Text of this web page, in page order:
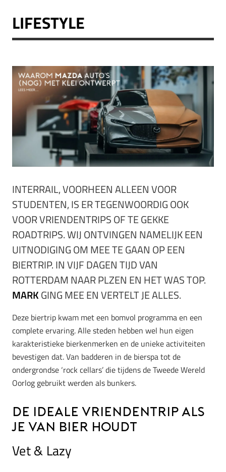
LIFESTYLE
INTERRAIL, VOORHEEN ALLEEN VOOR
STUDENTEN, IS ER TEGENWOORDIG OOK
VOOR VRIENDENTRIPS OF TE GEKKE
ROADTRIPS. WIJ ONTVINGEN NAMELIJK EEN
UITNODIGING OM MEE TE GAAN OP EEN
BIERTRIP. IN VIJF DAGEN TIJD VAN
ROTTERDAM NAAR PLZEN EN HET WAS TOP.
MARKGING MEE EN VERTELT JE ALLES.
Deze biertrip kwam met een bomvol programma en een
complete ervaring. Alle steden hebben wel hun eigen
karakteristieke bierkenmerken en de unieke activiteiten
bevestigen dat. Van badderen in de bierspa tot de
ondergrondse ‘rock cellars’ die tijdens de Tweede Wereld
Oorlog gebruikt werden als bunkers.
De ideale vriendentrip als
je van bier houdt
Vet & Lazy